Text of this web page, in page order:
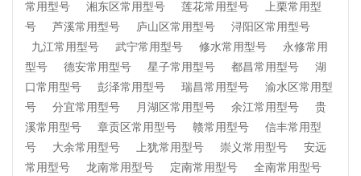
常用型号
湘东区常用型号 莲花常用型号
上栗常用型
号
芦溪常用型号 庐山区常用型号
浔阳区常用型号
九江常用型号
武宁常用型号 修水常用型号
永修常用
型号
德安常用型号 星子常用型号 都昌常用型号
湖
口常用型号
彭泽常用型号 瑞昌常用型号
渝水区常用型
号
分宜常用型号 月湖区常用型号 余江常用型号
贵
溪常用型号
章贡区常用型号 赣常用型号
信丰常用型
号
大余常用型号 上犹常用型号 崇义常用型号
安远
常用型号
龙南常用型号 定南常用型号
全南常用型号